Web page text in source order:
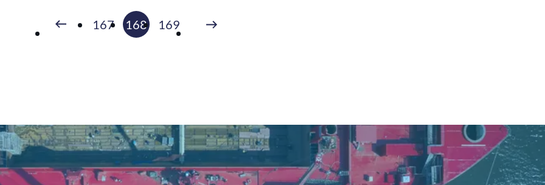
Vorige 167 168 169 Volgende